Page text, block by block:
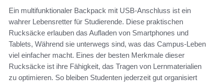
Ein multifunktionaler Backpack mit USB-Anschluss ist ein
wahrer Lebensretter für Studierende. Diese praktischen
Rucksäcke erlauben das Aufladen von Smartphones und
Tablets, Während sie unterwegs sind, was das Campus-Leben
viel einfacher macht. Eines der besten Merkmale dieser
Rucksäcke ist ihre Fähigkeit, das Tragen von Lernmaterialien
zu optimieren. So bleiben Studenten jederzeit gut organisiert